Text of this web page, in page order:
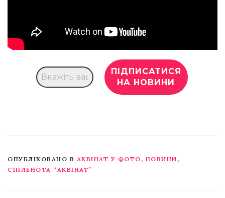
ОПУБЛІКОВАНО В АКВІНАТ У ФОТО , НОВИНИ ,
СПІЛЬНОТА “АКВІНАТ”